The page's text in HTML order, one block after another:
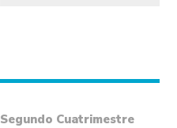
Segundo Cuatrimestre